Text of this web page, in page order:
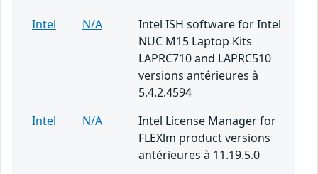
Intel
N/A
Intel ISH software for Intel
NUC M15 Laptop Kits
LAPRC710 and LAPRC510
versions antérieures à
5.4.2.4594
Intel
N/A
Intel License Manager for
FLEXlm product versions
antérieures à 11.19.5.0